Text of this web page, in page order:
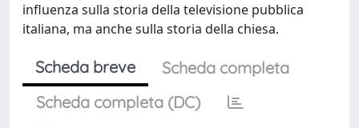
influenza sulla storia della televisione pubblica
italiana, ma anche sulla storia della chiesa.
Scheda breve
Scheda completa
Scheda completa (DC)